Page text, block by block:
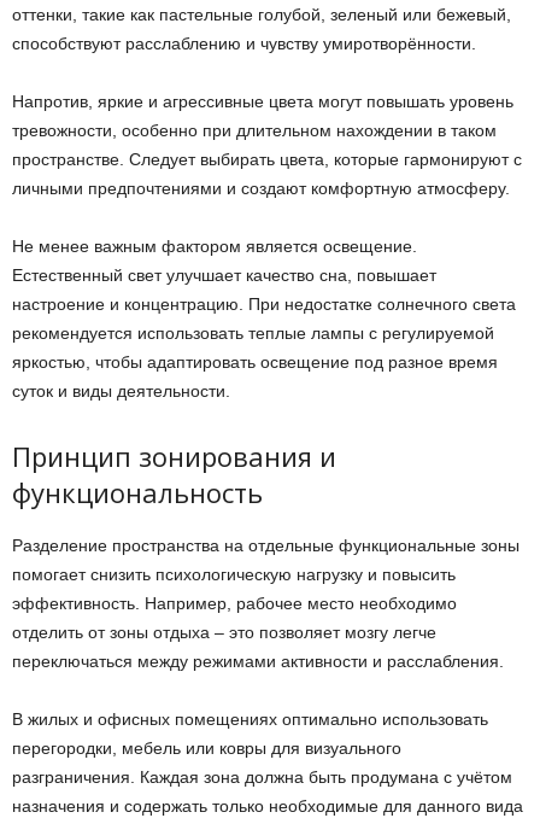
оттенки, такие как пастельные голубой, зеленый или бежевый,
способствуют расслаблению и чувству умиротворённости.
Напротив, яркие и агрессивные цвета могут повышать уровень
тревожности, особенно при длительном нахождении в таком
пространстве. Следует выбирать цвета, которые гармонируют с
личными предпочтениями и создают комфортную атмосферу.
Не менее важным фактором является освещение.
Естественный свет улучшает качество сна, повышает
настроение и концентрацию. При недостатке солнечного света
рекомендуется использовать теплые лампы с регулируемой
яркостью, чтобы адаптировать освещение под разное время
суток и виды деятельности.
Принцип зонирования и
функциональность
Разделение пространства на отдельные функциональные зоны
помогает снизить психологическую нагрузку и повысить
эффективность. Например, рабочее место необходимо
отделить от зоны отдыха – это позволяет мозгу легче
переключаться между режимами активности и расслабления.
В жилых и офисных помещениях оптимально использовать
перегородки, мебель или ковры для визуального
разграничения. Каждая зона должна быть продумана с учётом
назначения и содержать только необходимые для данного вида